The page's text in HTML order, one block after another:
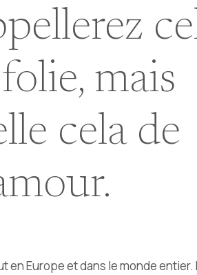
mais
cela de
Europe et dans le monde